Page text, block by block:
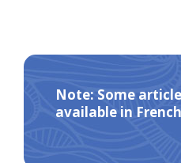
Note: Some
available in French